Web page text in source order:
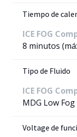
Tiempo de
ICE FOG
8 minutos
Tipo de Fluido
ICE FOG
MDG Low Fog
Voltage de